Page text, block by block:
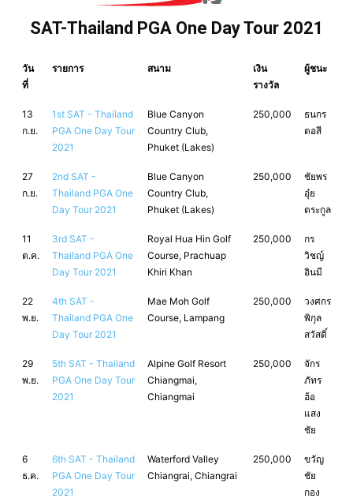
SAT-Thailand PGA One Day Tour 2021
วัน
ที่
รายการ สนาม
เงิน
รางวัล
ผู้ชนะ
13
ก.ย.
1st SAT - Thailand
PGA One Day Tour
2021
Blue Canyon
Country Club,
Phuket (Lakes)
250,000
ธนกร
ตอสี
27
ก.ย.
2nd SAT -
Thailand PGA One
Day Tour 2021
Blue Canyon
Country Club,
Phuket (Lakes)
250,000
ชัยพร
อุ๋ย
ตระกูล
11
ต.ค.
3rd SAT -
Thailand PGA One
Day Tour 2021
Royal Hua Hin Golf
Course, Prachuap
Khiri Khan
250,000
กร
วิชญ์
อินมี
22
พ.ย.
4th SAT -
Thailand PGA One
Day Tour 2021
Mae Moh Golf
Course, Lampang
250,000
วงศกร
พิกุล
สวัสดิ์
29
พ.ย.
5th SAT - Thailand
PGA One Day Tour
2021
Alpine Golf Resort
Chiangmai,
Chiangmai
250,000
จักร
ภัทร
ฮ้อ
แสง
ชัย
6
ธ.ค.
6th SAT - Thailand
PGA One Day Tour
2021
Waterford Valley
Chiangrai, Chiangrai
250,000
ขวัญ
ชัย
กอง